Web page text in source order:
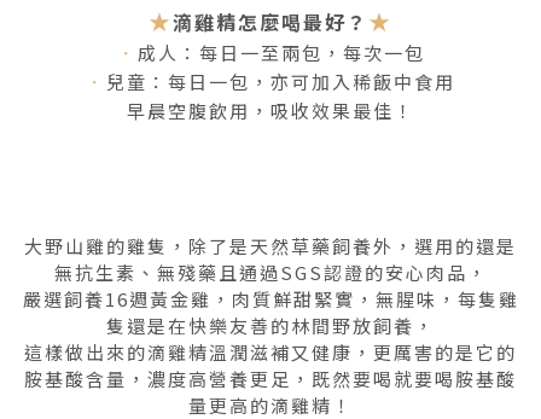
★滴雞精怎麼喝最好？ ★
． 成人：每日一至兩包，每次一包
． 兒童：每日一包，亦可加入稀飯中食用
早晨空腹飲用，吸收效果最佳！
大野山雞的雞隻，除了是天然草藥飼養外，選用的還是
無抗生素、無殘藥且通過SGS認證的安心肉品，
嚴選飼養16週黃金雞，肉質鮮甜緊實，無腥味，每隻雞
隻還是在快樂友善的林間野放飼養，
這樣做出來的滴雞精溫潤滋補又健康，更厲害的是它的
胺基酸含量，濃度高營養更足，既然要喝就要喝胺基酸
量更高的滴雞精！